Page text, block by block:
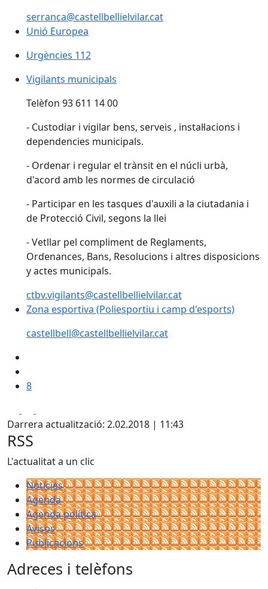
serranca@castellbellielvilar.cat
Unió Europea
Unió Europea
Urgències 112
Urgències 112
Vigilants municipals
Telèfon 93 611 14 00
- Custodiar i vigilar bens, serveis , instal·lacions i
dependencies municipals.
- Ordenar i regular el trànsit en el núcli urbà,
d'acord amb les normes de circulació
- Participar en les tasques d'auxili a la ciutadania i
de Protecció Civil, segons la llei
- Vetllar pel compliment de Reglaments,
Ordenances, Bans, Resolucions i altres disposicions
y actes municipals.
ctbv.vigilants@castellbellielvilar.cat
Zona esportiva (Poliesportiu i camp d'esports)
Zona esportiva (Poliesportiu i camp d'esports)
castellbell@castellbellielvilar.cat
8
Darrera actualització: 2.02.2018 | 11:43
RSS
L'actualitat a un clic
Notícies
Agenda
Agenda política
Avisos
Publicacions
Adreces i telèfons